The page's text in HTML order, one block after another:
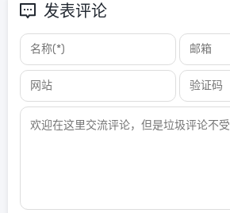
发表评论